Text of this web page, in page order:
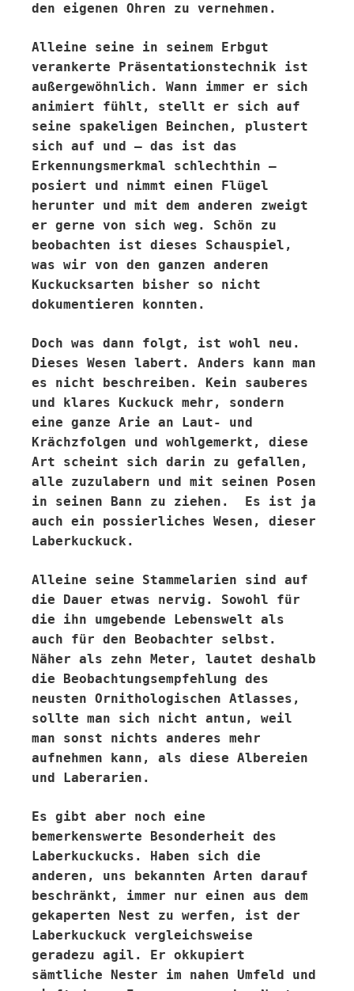
den eigenen Ohren zu vernehmen.
Alleine seine in seinem Erbgut
verankerte Präsentationstechnik ist
außergewöhnlich. Wann immer er sich
animiert fühlt, stellt er sich auf
seine spakeligen Beinchen, plustert
sich auf und – das ist das
Erkennungsmerkmal schlechthin –
posiert und nimmt einen Flügel
herunter und mit dem anderen zweigt
er gerne von sich weg. Schön zu
beobachten ist dieses Schauspiel,
was wir von den ganzen anderen
Kuckucksarten bisher so nicht
dokumentieren konnten.
Doch was dann folgt, ist wohl neu.
Dieses Wesen labert. Anders kann man
es nicht beschreiben. Kein sauberes
und klares Kuckuck mehr, sondern
eine ganze Arie an Laut- und
Krächzfolgen und wohlgemerkt, diese
Art scheint sich darin zu gefallen,
alle zuzulabern und mit seinen Posen
in seinen Bann zu ziehen. Es ist ja
auch ein possierliches Wesen, dieser
Laberkuckuck.
Alleine seine Stammelarien sind auf
die Dauer etwas nervig. Sowohl für
die ihn umgebende Lebenswelt als
auch für den Beobachter selbst.
Näher als zehn Meter, lautet deshalb
die Beobachtungsempfehlung des
neusten Ornithologischen Atlasses,
sollte man sich nicht antun, weil
man sonst nichts anderes mehr
aufnehmen kann, als diese Albereien
und Laberarien.
Es gibt aber noch eine
bemerkenswerte Besonderheit des
Laberkuckucks. Haben sich die
anderen, uns bekannten Arten darauf
beschränkt, immer nur einen aus dem
gekaperten Nest zu werfen, ist der
Laberkuckuck vergleichsweise
geradezu agil. Er okkupiert
sämtliche Nester im nahen Umfeld und